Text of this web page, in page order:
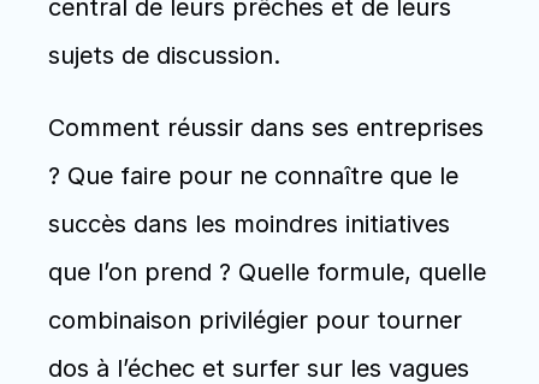
central de leurs prêches et de leurs
sujets de discussion.
Comment réussir dans ses entreprises
? Que faire pour ne connaître que le
succès dans les moindres initiatives
que l’on prend ? Quelle formule, quelle
combinaison privilégier pour tourner
dos à l’échec et surfer sur les vagues